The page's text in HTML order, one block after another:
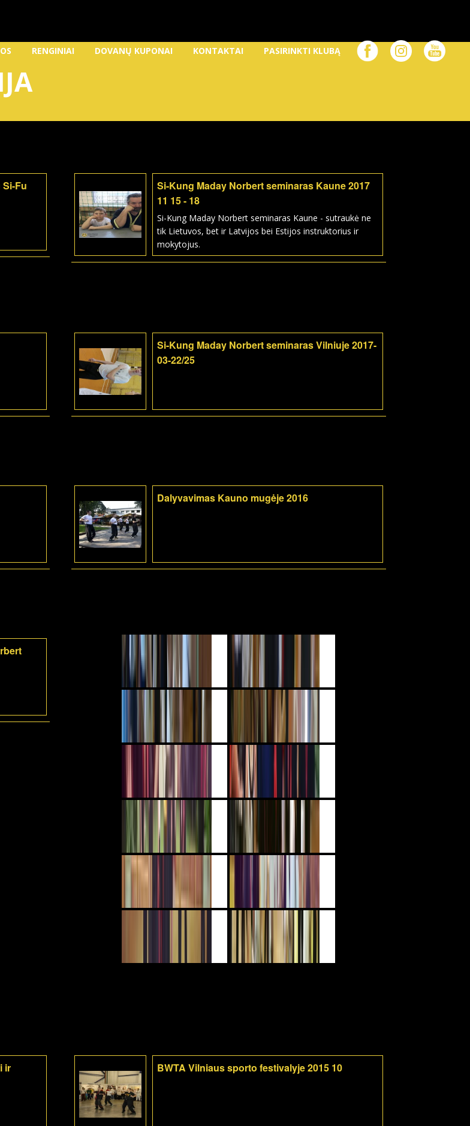
RENGINIAI DOVANŲ KUPONAI KONTAKTAI PASIRINKTI KLUBĄ
Fu
Si-Kung Maday Norbert seminaras Kaune 2017
11 15 - 18
Si-Kung Maday Norbert seminaras Kaune - sutraukė ne
tik Lietuvos, bet ir Latvijos bei Estijos instruktorius ir
mokytojus.
Si-Kung Maday Norbert seminaras Vilniuje 2017-
03-22/25
Dalyvavimas Kauno mugėje 2016
ir
BWTA Vilniaus sporto festivalyje 2015 10